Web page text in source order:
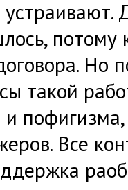
потому
Но
такой
и
Все